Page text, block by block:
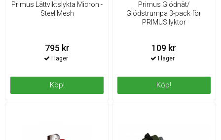
Primus Lättviktslykta Micron -
Steel Mesh
795 kr
Köp!
Primus Glödnät/
Glödstrumpa 3-pack för
PRIMUS lyktor
109 kr
Köp!